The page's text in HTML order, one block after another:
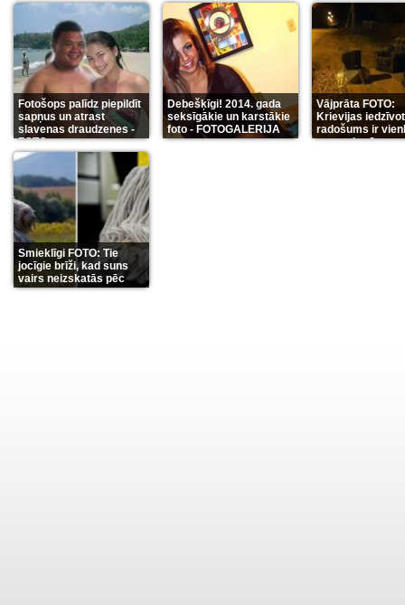
Fotošops palīdz piepildīt
sapņus un atrast
slavenas draudzenes -
FOTO(13)
Debešķīgi! 2014. gada
seksīgākie un karstākie
foto - FOTOGALERIJA
(9)
Vājprāta FOTO:
Krievijas
radošums ir
neaprakstāms
Smieklīgi FOTO: Tie
jocīgie brīži, kad suns
vairs neizskatās pēc
suņa(11)